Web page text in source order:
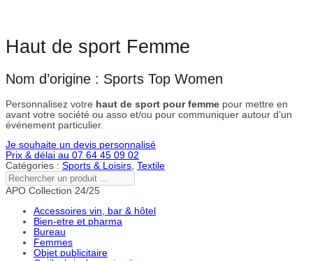
Haut de sport Femme
Nom d’origine : Sports Top Women
Personnalisez votre haut de sport pour femme pour mettre en
avant votre société ou asso et/ou pour communiquer autour d’un
événement particulier.
Je souhaite un devis personnalisé
Prix & délai au 07 64 45 09 02
Catégories : Sports & Loisirs, Textile
Rechercher
un
produit
APO Collection 24/25
Accessoires vin, bar & hôtel
Bien-etre et pharma
Bureau
Femmes
Objet publicitaire